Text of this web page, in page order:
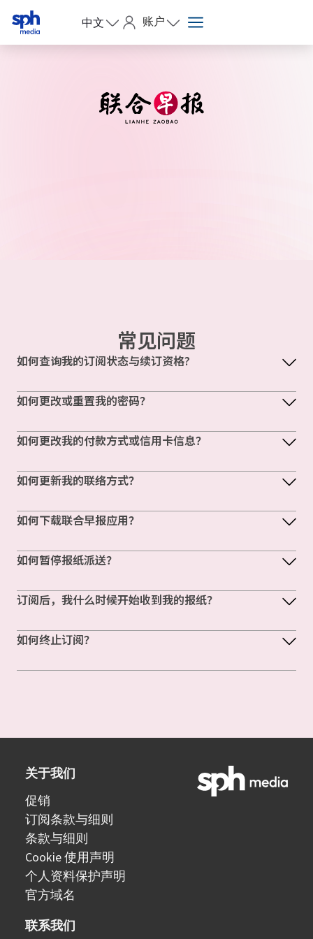
中文 账户
常见问题
如何查询我的订阅状态与续订资格?
如何更改或重置我的密码？
如何更改我的付款方式或信用卡信息？
如何更新我的联络方式？
如何下载联合早报应用？
如何暂停报纸派送？
订阅后，我什么时候开始收到我的报纸？
如何终止订阅？
关于我们
促销
订阅条款与细则
条款与细则
Cookie 使用声明
个人资料保护声明
官方域名
联系我们